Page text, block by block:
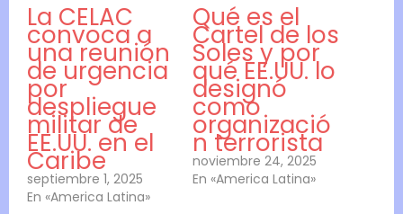
La CELAC
convoca a
una reunión
de urgencia
por
despliegue
militar de
EE.UU. en el
Caribe
septiembre 1, 2025
En «America Latina»
Qué es el
Cartel de los
Soles y por
qué EE.UU. lo
designó
como
organizació
n terrorista
noviembre 24, 2025
En «America Latina»